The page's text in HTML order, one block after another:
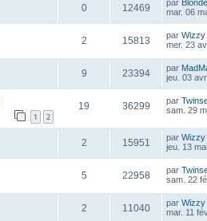
0 12469 par
mar. 06
2 15813 par Wizzy
mer. 23
9 23394 par
jeu. 03
1 2
19 36299 par
sam. 29
2 15951 par Wizzy
jeu. 13
5 22958 par
sam. 22
2 11040 par Wizzy
mar. 11